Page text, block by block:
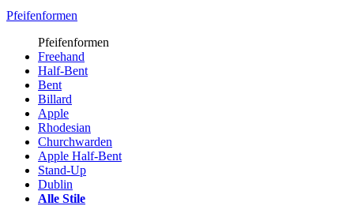
Pfeifenformen
Pfeifenformen
Freehand
Half-Bent
Bent
Billard
Apple
Rhodesian
Churchwarden
Apple Half-Bent
Stand-Up
Dublin
Alle Stile